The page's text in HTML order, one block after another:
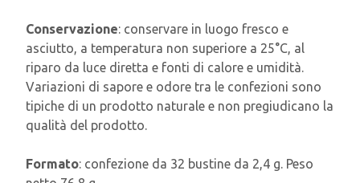
Conservazione: conservare in luogo fresco e
asciutto, a temperatura non superiore a 25°C, al
riparo da luce diretta e fonti di calore e umidità.
Variazioni di sapore e odore tra le confezioni sono
tipiche di un prodotto naturale e non pregiudicano la
qualità del prodotto.
Formato: confezione da 32 bustine da 2,4 g. Peso